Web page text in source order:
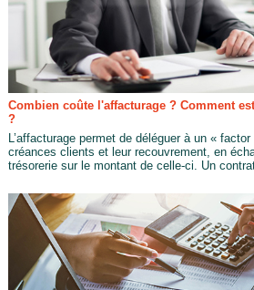
Combien coûte l'affacturage ? Comment
?
L’affacturage permet de déléguer à un «
créances clients et leur recouvrement, en
trésorerie sur le montant de celle-ci. Un